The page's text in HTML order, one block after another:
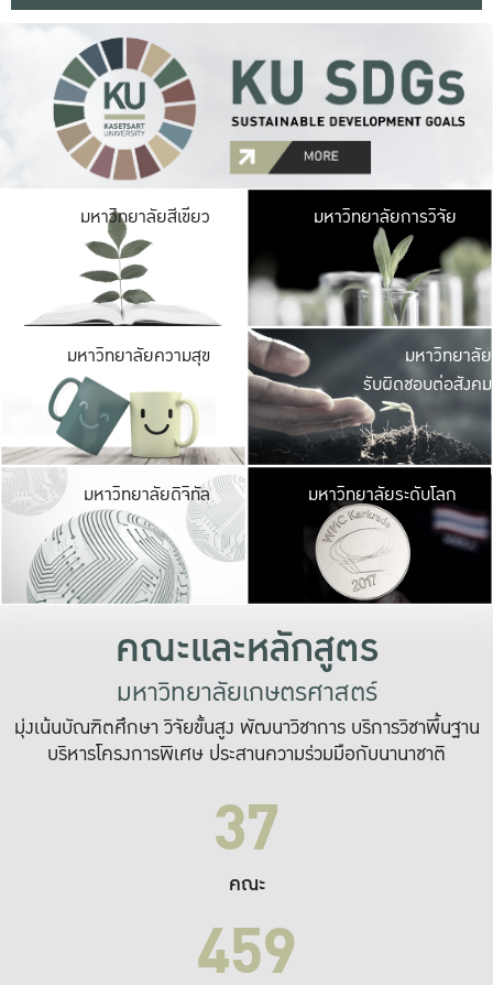
มหาวิทยาลัยสีเขียว มหาวิ
มีพื้นที่เขียวสดใส
เป็นป่าในเมือง เกษต
มหาวิทยาลัยการวิจัย
มหาวิทยาลัยความสุข มหาวิ
ค
เปิดประ
และพบเรื่องราวใ
มหาวิทยาลัย
รับผิดชอบต่อสังคม
มหาวิทยาลัยดิจิทัล มหาวิ
เปลี่ยนแปลง แล
เพื่อทำง
ระบบสารสนเทศ
มหาวิทยาลัยระดับโลก
คณะและหลักสูตร
มหาวิทยาลัยเกษตรศาสตร์
มุ่งเน้นบัณฑิตศึกษา วิจัยขั้นสูง พัฒนาวิชาการ บริการวิชาพื้นฐาน
บริหารโครงการพิเศษ ประสานความร่วมมือกับนานาชาติ
37
คณะ
459